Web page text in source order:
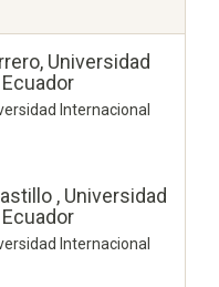
Universidad
Internacional
, Universidad
Internacional